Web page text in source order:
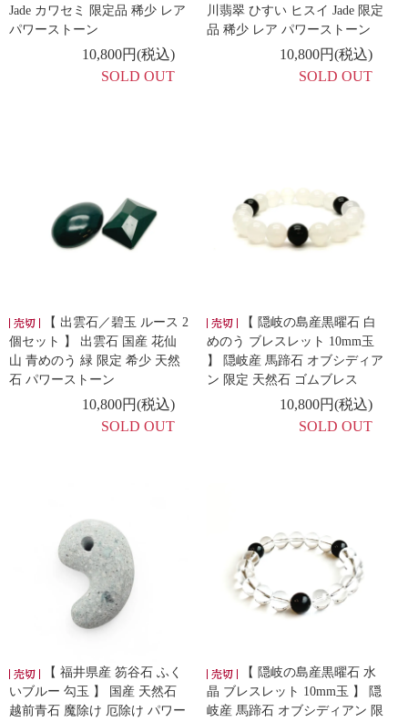
Jade カワセミ 限定品 稀少 レア
パワーストーン
10,800円(税込)
SOLD OUT
川翡翠 ひすい ヒスイ Jade 限定
品 稀少 レア パワーストーン
10,800円(税込)
SOLD OUT
【 出雲石／碧玉 ルース 2
個セット 】 出雲石 国産 花仙
山 青めのう 緑 限定 希少 天然
石 パワーストーン
10,800円(税込)
SOLD OUT
【 隠岐の島産黒曜石 白
めのう ブレスレット 10mm玉
】 隠岐産 馬蹄石 オブシディア
ン 限定 天然石 ゴムブレス
10,800円(税込)
SOLD OUT
【 福井県産 笏谷石 ふく
いブルー 勾玉 】 国産 天然石
越前青石 魔除け 厄除け パワー
【 隠岐の島産黒曜石 水
晶 ブレスレット 10mm玉 】 隠
岐産 馬蹄石 オブシディアン 限